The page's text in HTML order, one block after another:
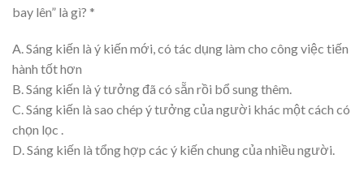
bay lên” là gì? *
A. Sáng kiến là ý kiến mới, có tác dụng làm cho công việc tiến
hành tốt hơn
B. Sáng kiến là ý tưởng đã có sẵn rồi bổ sung thêm.
C. Sáng kiến là sao chép ý tưởng của người khác một cách có
chọn lọc .
D. Sáng kiến là tổng hợp các ý kiến chung của nhiều người.